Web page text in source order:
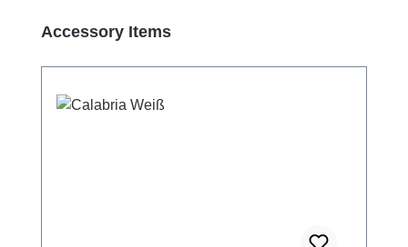
Produktgalerie überspringen
Accessory Items